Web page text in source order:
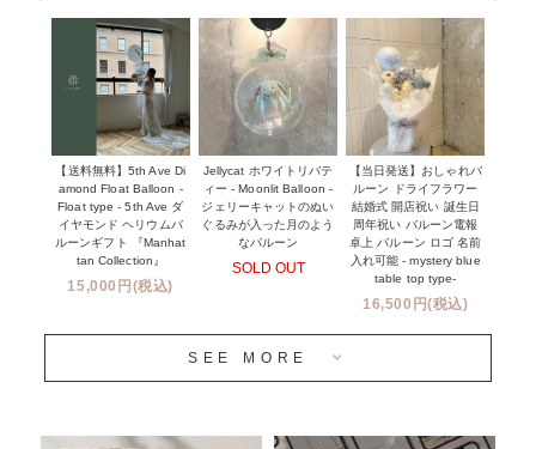
１１０００円以上
NEW YORK MIND - ニューヨークスタイルバルーン
※コンフェッティバルーン -プリント内容-
企業・法人様
ウェディングコンフェッティバルーン特集
実店舗について -大阪 堀江店・名古屋 星ヶ丘店・滋賀 配送
センター店・沖縄 嘉手納基地店-
プリントサービス
前撮り写真バルーン特集
姉妹店＆関連ショップについて
安心のチャビーバルーン
【送料無料】5th Ave Di
amond Float Balloon -
Float type - 5th Ave ダ
イヤモンド ヘリウムバ
ルーンギフト 『Manhat
tan Collection』
15,000円(税込)
Jellycat ホワイトリバテ
ィー - Moonlit Balloon -
ジェリーキャットのぬい
ぐるみが入った月のよう
なバルーン
SOLD OUT
【当日発送】おしゃれバ
ルーン ドライフラワー
結婚式 開店祝い 誕生日
周年祝い バルーン電報
卓上 バルーン ロゴ 名前
入れ可能 - mystery blue
table top type-
16,500円(税込)
SEE MORE